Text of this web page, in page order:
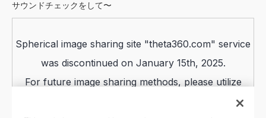
サウンドチェックをして〜